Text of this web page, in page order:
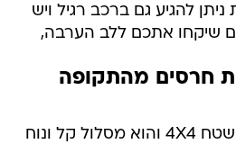
להגיע גם ברכב רגיל ויש
שיקחו אתכם ללב הערבה,
חרסים מהתקופה
המסלול מיועד לרכבי שטח 4X4 והוא מסלול קל ונוח